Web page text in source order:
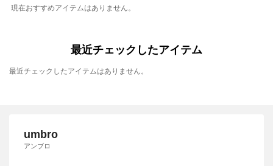
現在おすすめアイテムはありません。
最近チェックしたアイテム
最近チェックしたアイテムはありません。
umbro
アンブロ